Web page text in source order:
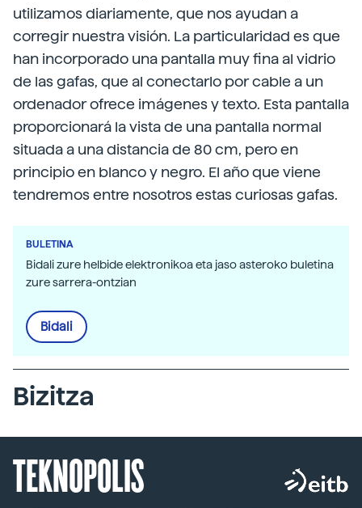
utilizamos diariamente, que nos ayudan a
corregir nuestra visión. La particularidad es que
han incorporado una pantalla muy fina al vidrio
de las gafas, que al conectarlo por cable a un
ordenador ofrece imágenes y texto. Esta pantalla
proporcionará la vista de una pantalla normal
situada a una distancia de 80 cm, pero en
principio en blanco y negro. El año que viene
tendremos entre nosotros estas curiosas gafas.
BULETINA
Bidali zure helbide elektronikoa eta jaso asteroko buletina
zure sarrera-ontzian
Bidali
Bizitza
TEKNOPOLIS